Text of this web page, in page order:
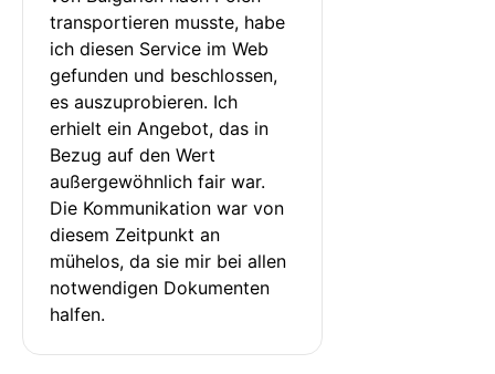
transportieren musste, habe
ich diesen Service im Web
gefunden und beschlossen,
es auszuprobieren. Ich
erhielt ein Angebot, das in
Bezug auf den Wert
außergewöhnlich fair war.
Die Kommunikation war von
diesem Zeitpunkt an
mühelos, da sie mir bei allen
notwendigen Dokumenten
halfen.